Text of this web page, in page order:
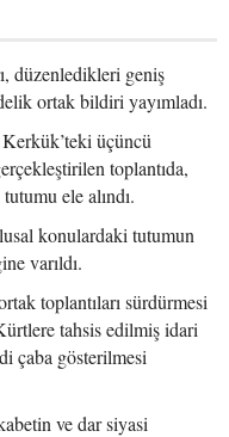
düzenledikleri geniş
ortak bildiri yayımladı.
üçüncü
toplantıda,
ele alındı.
konulardaki tutumun
varıldı.
toplantıları sürdürmesi
tahsis edilmiş idari
çaba gösterilmesi
ve dar siyasi